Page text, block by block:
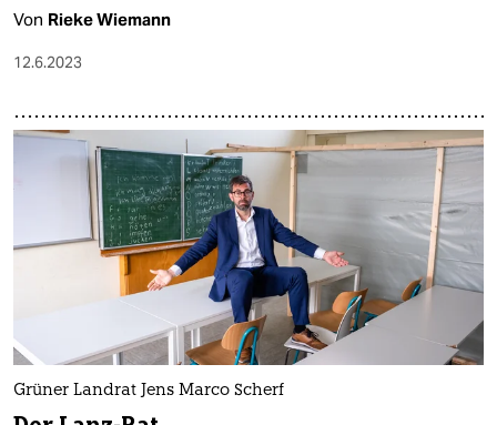
Von Rieke Wiemann
12.6.2023
Grüner Landrat Jens Marco Scherf